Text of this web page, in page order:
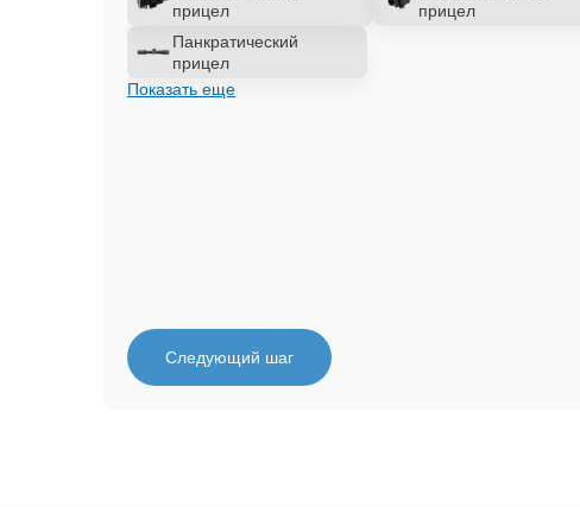
прицел
прицел
Панкратический
прицел
Показать еще
Следующий шаг